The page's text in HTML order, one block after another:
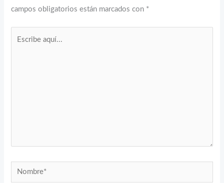
campos obligatorios están marcados con *
Nombre*